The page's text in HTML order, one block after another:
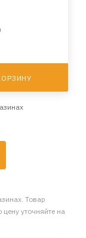
Товар
уточняйте на